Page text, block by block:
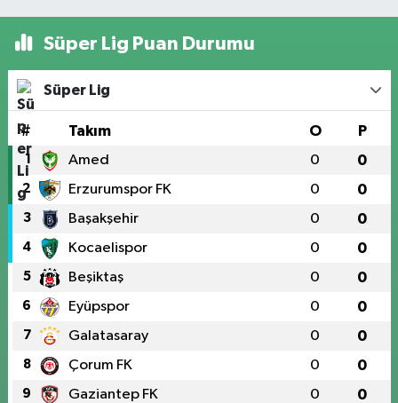
Süper Lig Puan Durumu
Süper Lig
# Takım O P
1 Amed 0 0
2 Erzurumspor FK 0 0
3 Başakşehir 0 0
4 Kocaelispor 0 0
5 Beşiktaş 0 0
6 Eyüpspor 0 0
7 Galatasaray 0 0
8 Çorum FK 0 0
9 Gaziantep FK 0 0